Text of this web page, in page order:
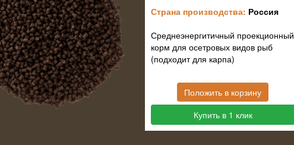
Страна производства: Россия
Среднеэнергитичный проекционный
корм для осетровых видов рыб
(подходит для карпа)
Положить в корзину
Купить в 1 клик